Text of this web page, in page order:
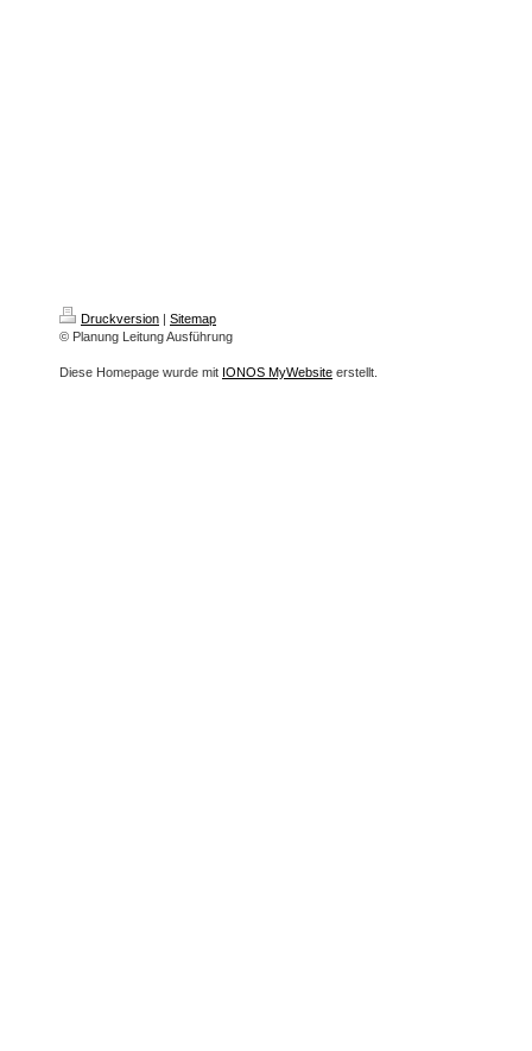
Druckversion | Sitemap
© Planung Leitung Ausführung
Diese Homepage wurde mit IONOS MyWebsite erstellt.